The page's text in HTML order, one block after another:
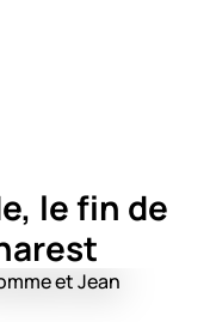
le fin de